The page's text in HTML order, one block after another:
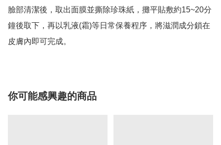
臉部清潔後，取出面膜並撕除珍珠紙，攤平貼敷約15~20分
鐘後取下，再以乳液(霜)等日常保養程序，將滋潤成分鎖在
皮膚內即可完成。
你可能感興趣的商品